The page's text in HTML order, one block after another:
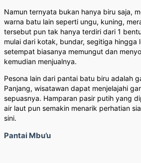
Namun ternyata bukan hanya biru saja,
warna batu lain seperti ungu, kuning,
tersebut pun tak hanya terdiri dari 1
mulai dari kotak, bundar, segitiga hingga
setempat biasanya memungut dan
kemudian menjualnya.
Pesona lain dari pantai batu biru adalah
Panjang, wisatawan dapat menjelajahi
sepuasnya. Hamparan pasir putih yang
air laut pun semakin menarik perhatian
sini.
Pantai Mbu’u